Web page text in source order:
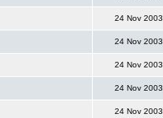
24 Nov 2003
24 Nov 2003
24 Nov 2003
24 Nov 2003
24 Nov 2003